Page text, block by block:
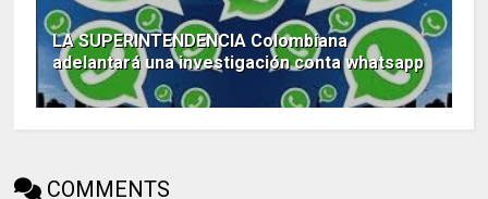
LA SUPERINTENDENCIA Colombiana
adelantará una investigación conta whatsapp
COMMENTS